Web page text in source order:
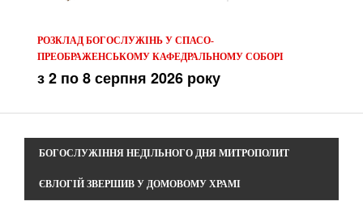
РОЗКЛАД БОГОСЛУЖІНЬ У СПАСО-
ПРЕОБРАЖЕНСЬКОМУ КАФЕДРАЛЬНОМУ СОБОРІ
з 2 по 8 серпня 2026 року
БОГОСЛУЖІННЯ НЕДІЛЬНОГО ДНЯ МИТРОПОЛИТ
ЄВЛОГІЙ ЗВЕРШИВ У ДОМОВОМУ ХРАМІ